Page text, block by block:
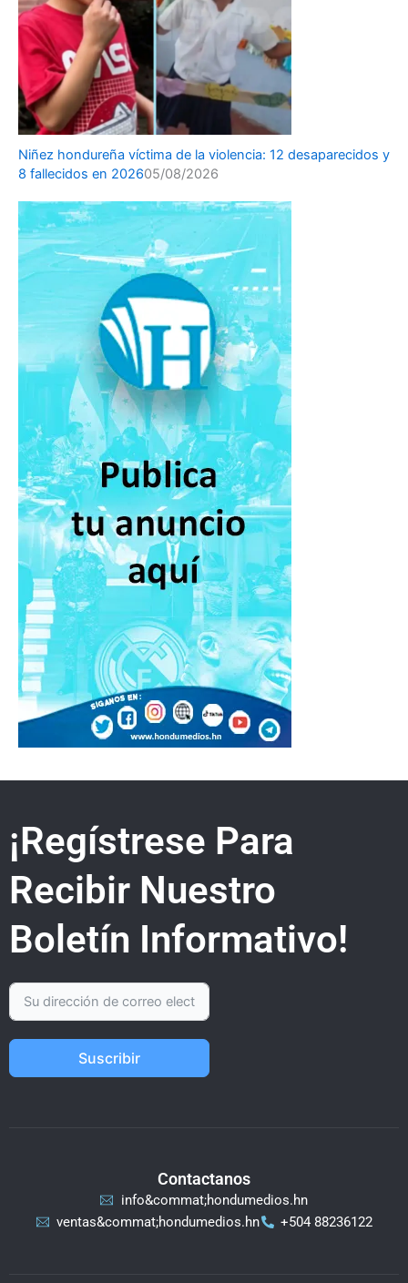
Niñez hondureña víctima de la violencia: 12 desaparecidos y
8 fallecidos en 202605/08/2026
¡Regístrese Para
Recibir Nuestro
Boletín Informativo!
Suscribir
Contactanos
info&commat;hondumedios.hn
ventas&commat;hondumedios.hn
+504 88236122